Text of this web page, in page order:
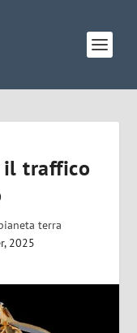
il traffico
terra
2025